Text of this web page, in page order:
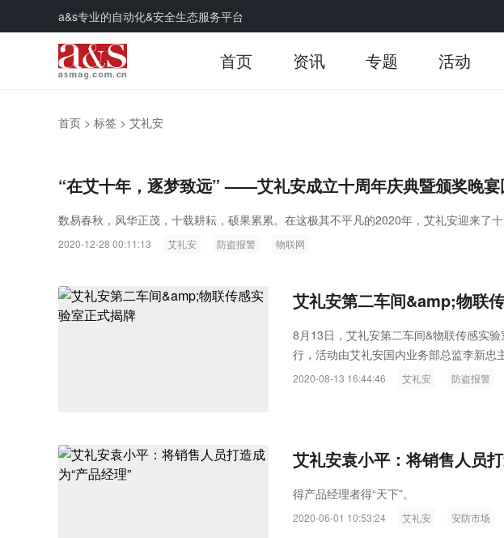
a&s专业的自动化&安全生态服务平台
首页 资讯 专题 活动
首页 > 标签 > 艾礼安
“在艾十年，逐梦致远” ——艾礼安成立十周年庆典暨颁奖晚宴
数易春秋，风华正茂，十载耕耘，硕果累累。在这极其不平凡的2020年，艾礼安迎来了十
2020-12-28 00:11:13 艾礼安 防盗报警 物联网
艾礼安第二车间&amp;物联
8月13日，艾礼安第二车间&物联传感实
行，活动由艾礼安国内业务部总监李新忠
研发中心总经理丁建宏、研发总监黄活华
2020-08-13 16:44:46 艾礼安 防盗报警
艾礼安袁小平：将销售人员
得产品经理者得“天下”。
2020-06-01 10:53:24 艾礼安 安防市场